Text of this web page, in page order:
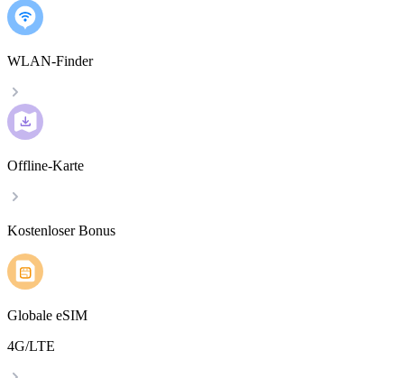
WLAN-Finder
Offline-Karte
Kostenloser Bonus
Globale eSIM
4G/LTE